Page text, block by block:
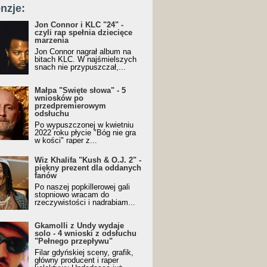
Jon Connor i KLC "24" -
czyli rap spełnia dziecięce
marzenia
Jon Connor nagrał album na
bitach KLC. W najśmielszych
snach nie przypuszczał,...
Małpa "Święte słowa" - 5
wniosków po
przedpremierowym
odsłuchu
Po wypuszczonej w kwietniu
2022 roku płycie "Bóg nie gra
w kości" raper z...
Wiz Khalifa "Kush & O.J. 2" -
piękny prezent dla oddanych
fanów
Po naszej popkillerowej gali
stopniowo wracam do
rzeczywistości i nadrabiam...
Gkamolli z Undy wydaje
solo - 4 wnioski z odsłuchu
"Pełnego przepływu"
Filar gdyńskiej sceny, grafik,
główny producent i raper